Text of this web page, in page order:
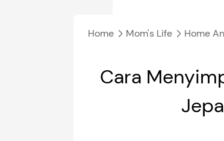
Home Mom's Life
Home
Cara